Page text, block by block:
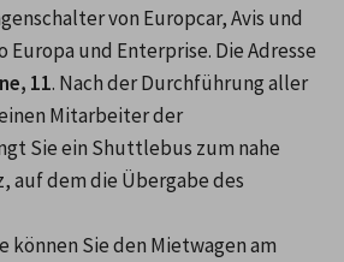
von Europcar, Avis und
Europa und Enterprise. Die Adresse
11. Nach der Durchführung aller
Mitarbeiter der
Sie ein Shuttlebus zum nahe
auf dem die Übergabe des
können Sie den Mietwagen am